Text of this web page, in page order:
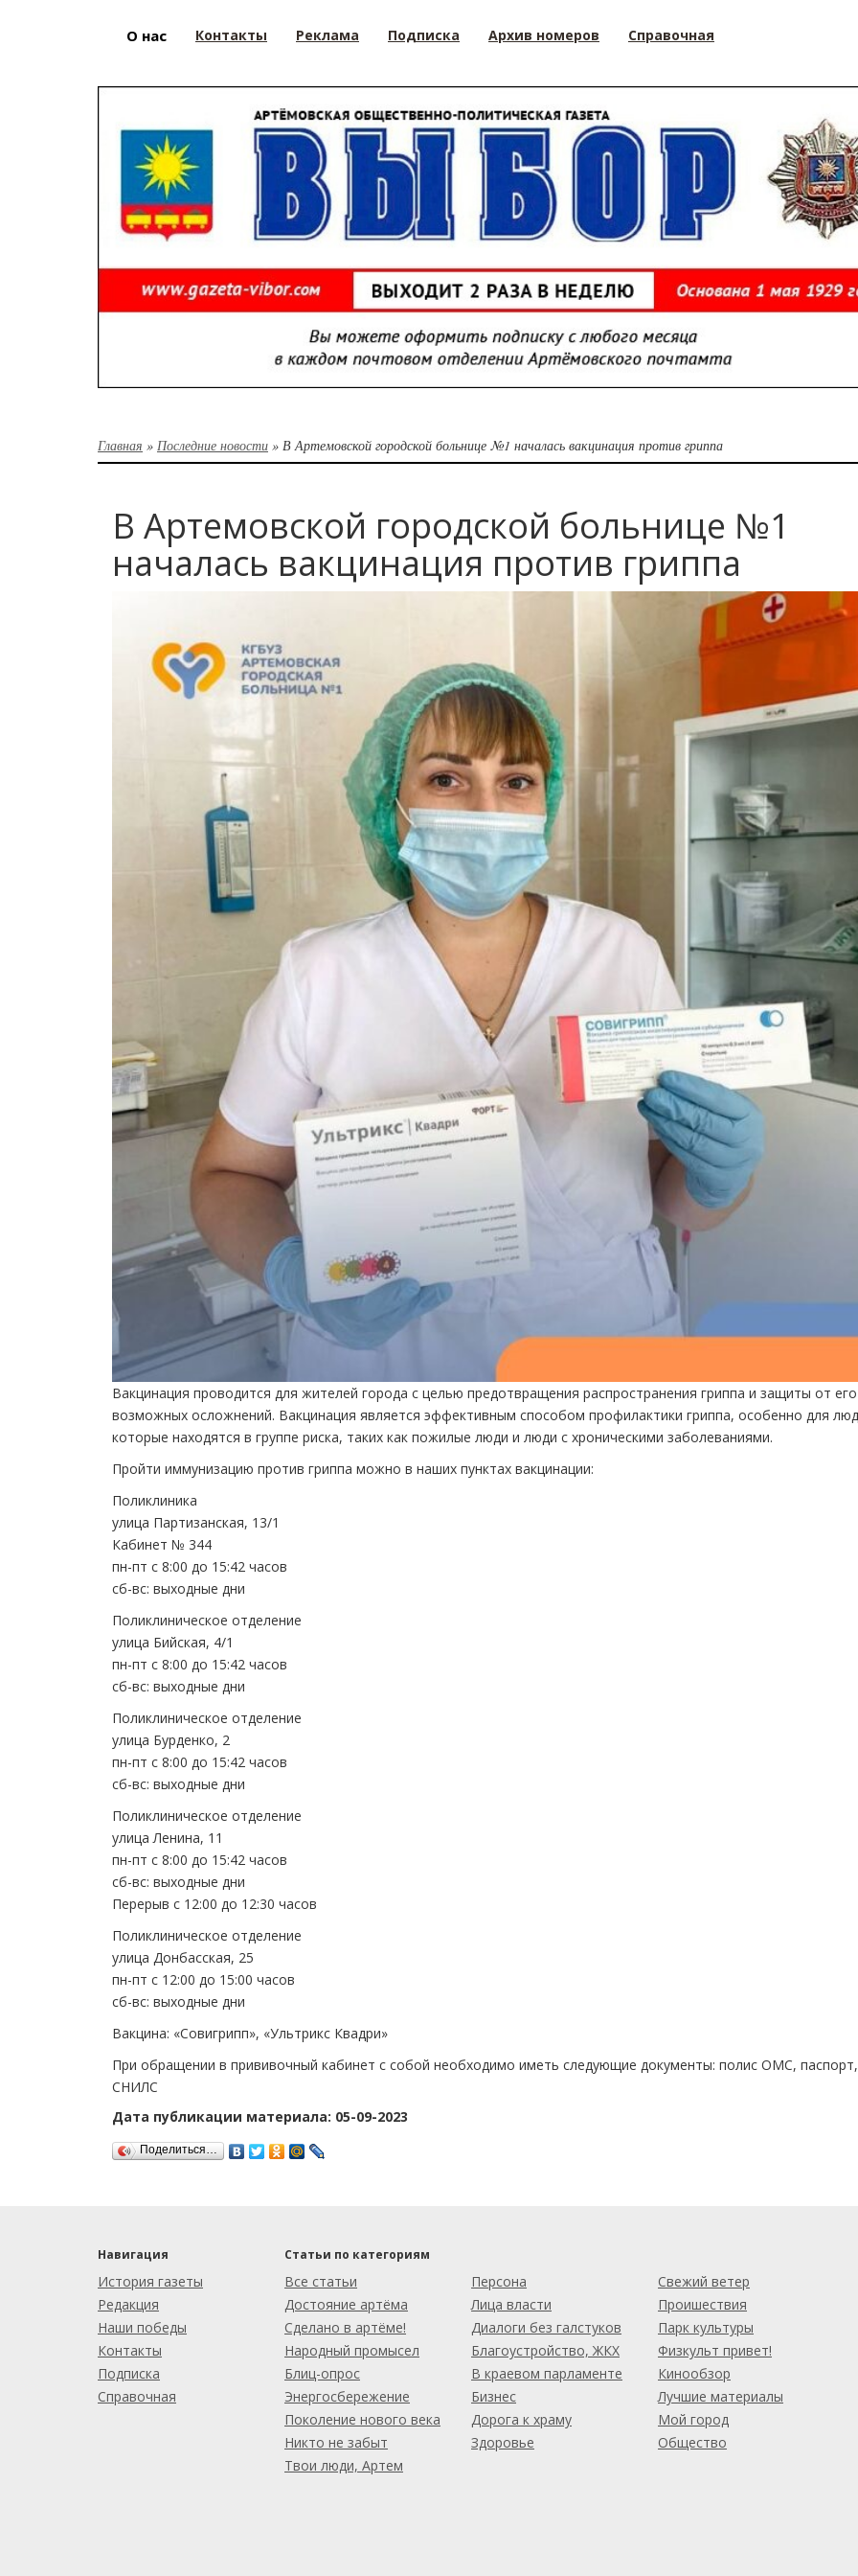
О нас Контакты Реклама Подписка Архив номеров Справочная
Главная » Последние новости » В Артемовской городской больнице №1 началась вакцинация против гриппа
В Артемовской городской больнице №1
началась вакцинация против гриппа
Вакцинация проводится для жителей города с целью предотвращения распространения гриппа и защиты от его
возможных осложнений. Вакцинация является эффективным способом профилактики гриппа, особенно для
которые находятся в группе риска, таких как пожилые люди и люди с хроническими заболеваниями.
Пройти иммунизацию против гриппа можно в наших пунктах вакцинации:
Поликлиника
улица Партизанская, 13/1
Кабинет № 344
пн-пт с 8:00 до 15:42 часов
сб-вс: выходные дни
Поликлиническое отделение
улица Бийская, 4/1
пн-пт с 8:00 до 15:42 часов
сб-вс: выходные дни
Поликлиническое отделение
улица Бурденко, 2
пн-пт с 8:00 до 15:42 часов
сб-вс: выходные дни
Поликлиническое отделение
улица Ленина, 11
пн-пт с 8:00 до 15:42 часов
сб-вс: выходные дни
Перерыв с 12:00 до 12:30 часов
Поликлиническое отделение
улица Донбасская, 25
пн-пт с 12:00 до 15:00 часов
сб-вс: выходные дни
Вакцина: «Совигрипп», «Ультрикс Квадри»
При обращении в прививочный кабинет с собой необходимо иметь следующие документы: полис ОМС, паспорт,
СНИЛС
Дата публикации материала: 05-09-2023
Поделиться…
Навигация
История газеты
Редакция
Наши победы
Контакты
Подписка
Справочная
Статьи по категориям
Все статьи
Достояние артёма
Сделано в артёме!
Народный промысел
Блиц-опрос
Энергосбережение
Поколение нового века
Никто не забыт
Твои люди, Артем
Персона
Лица власти
Диалоги без галстуков
Благоустройство, ЖКХ
В краевом парламенте
Бизнес
Дорога к храму
Здоровье
Свежий ветер
Проишествия
Парк культуры
Физкульт привет!
Кинообзор
Лучшие материалы
Мой город
Общество